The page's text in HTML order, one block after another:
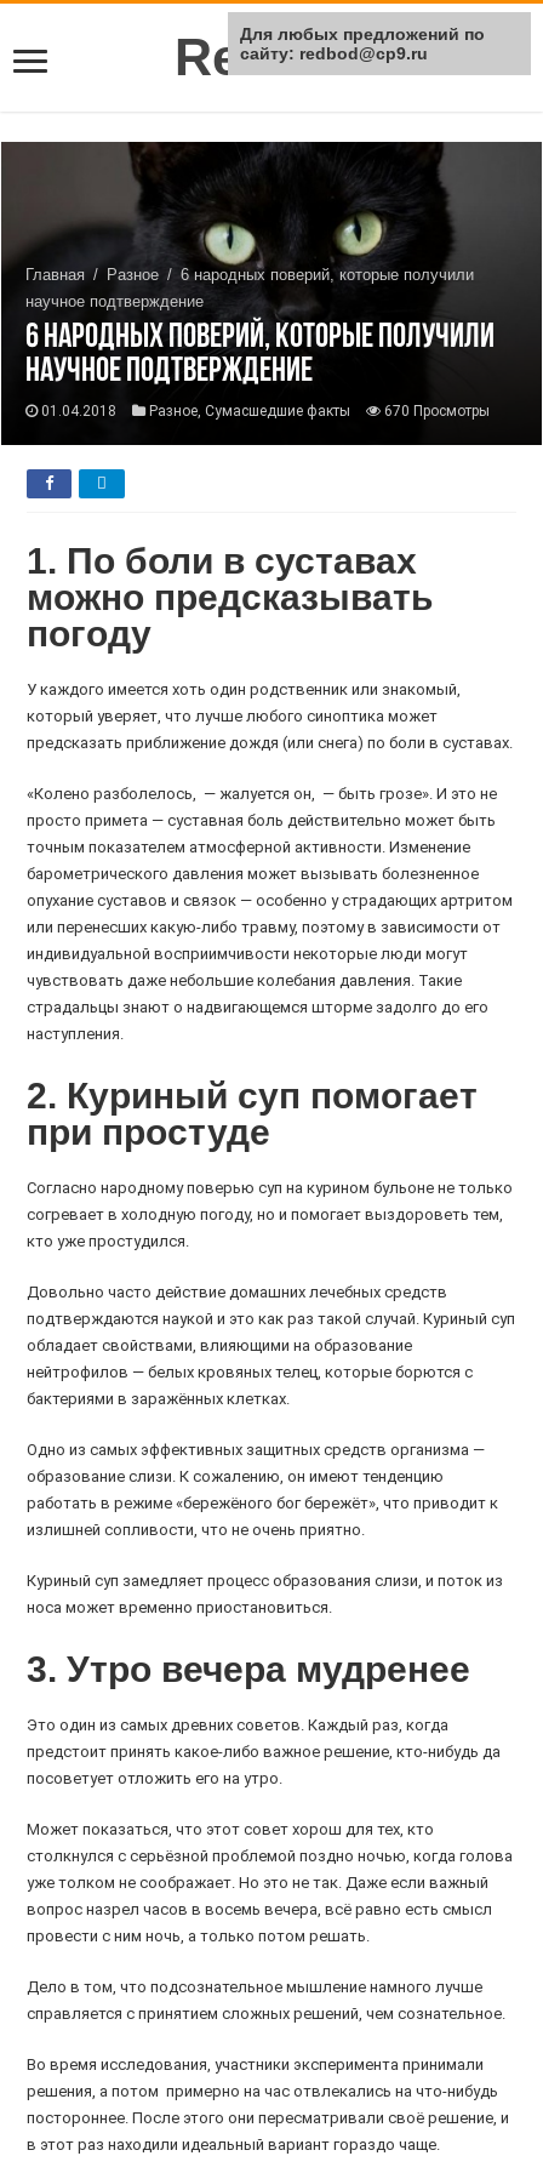
Rei Red
Главная / Разное / 6 народных поверий, которые получили
научное подтверждение
6 народных поверий, которые получили
научное подтверждение
01.04.2018 Разное,Сумасшедшие факты 670 Просмотры
1. По боли в суставах
можно предсказывать
погоду
У каждого имеется хоть один родственник или знакомый,
который уверяет, что лучше любого синоптика может
предсказать приближение дождя (или снега) по боли в суставах.
«Колено разболелось, — жалуется он, — быть грозе». И это не
просто примета — суставная боль действительно может быть
точным показателем атмосферной активности. Изменение
барометрического давления может вызывать болезненное
опухание суставов и связок — особенно у страдающих артритом
или перенесших какую-либо травму, поэтому в зависимости от
индивидуальной восприимчивости некоторые люди могут
чувствовать даже небольшие колебания давления. Такие
страдальцы знают о надвигающемся шторме задолго до его
наступления.
2. Куриный суп помогает
при простуде
Согласно народному поверью суп на курином бульоне не только
согревает в холодную погоду, но и помогает выздороветь тем,
кто уже простудился.
Довольно часто действие домашних лечебных средств
подтверждаются наукой и это как раз такой случай. Куриный суп
обладает свойствами, влияющими на образование
нейтрофилов — белых кровяных телец, которые борются с
бактериями в заражённых клетках.
Одно из самых эффективных защитных средств организма —
образование слизи. К сожалению, он имеют тенденцию
работать в режиме «бережёного бог бережёт», что приводит к
излишней сопливости, что не очень приятно.
Куриный суп замедляет процесс образования слизи, и поток из
носа может временно приостановиться.
3. Утро вечера мудренее
Это один из самых древних советов. Каждый раз, когда
предстоит принять какое-либо важное решение, кто-нибудь да
посоветует отложить его на утро.
Может показаться, что этот совет хорош для тех, кто
столкнулся с серьёзной проблемой поздно ночью, когда голова
уже толком не соображает. Но это не так. Даже если важный
вопрос назрел часов в восемь вечера, всё равно есть смысл
провести с ним ночь, а только потом решать.
Дело в том, что подсознательное мышление намного лучше
справляется с принятием сложных решений, чем сознательное.
Во время исследования, участники эксперимента принимали
решения, а потом примерно на час отвлекались на что-нибудь
постороннее. После этого они пересматривали своё решение, и
в этот раз находили идеальный вариант гораздо чаще.
Для любых предложений по
сайту: redbod@cp9.ru